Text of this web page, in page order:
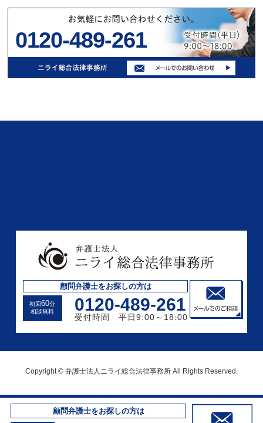
0120-489-261
顧問弁護士をお探しの方は
初回60分
相談無料
0120-489-261
受付時間 平日9:00～18:00
Copyright © 弁護士法人ニライ総合法律事務所 All Rights Reserved.
顧問弁護士をお探しの方は